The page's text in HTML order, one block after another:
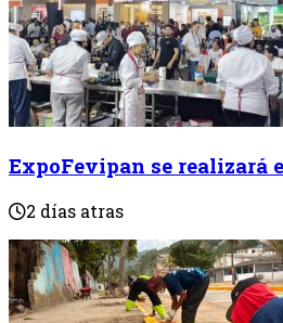
ExpoFevipan se realizará
2 días atras